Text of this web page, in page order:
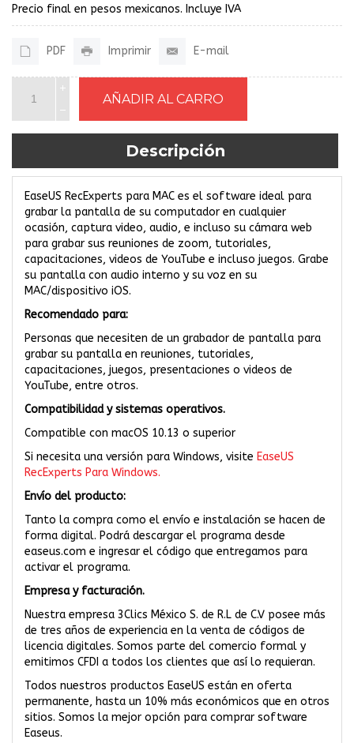
Precio final en pesos mexicanos. Incluye IVA
PDF Imprimir E-mail
Descripción
EaseUS RecExperts para MAC es el software ideal para
grabar la pantalla de su computador en cualquier
ocasión, captura video, audio, e incluso su cámara web
para grabar sus reuniones de zoom, tutoriales,
capacitaciones, videos de YouTube e incluso juegos. Grabe
su pantalla con audio interno y su voz en su
MAC/dispositivo iOS.
Recomendado para:
Personas que necesiten de un grabador de pantalla para
grabar su pantalla en reuniones, tutoriales,
capacitaciones, juegos, presentaciones o videos de
YouTube, entre otros.
Compatibilidad y sistemas operativos.
Compatible con macOS 10.13 o superior
Si necesita una versión para Windows, visite EaseUS
RecExperts Para Windows.
Envío del producto:
Tanto la compra como el envío e instalación se hacen de
forma digital. Podrá descargar el programa desde
easeus.com e ingresar el código que entregamos para
activar el programa.
Empresa y facturación.
Nuestra empresa 3Clics México S. de R.L de C.V posee más
de tres años de experiencia en la venta de códigos de
licencia digitales. Somos parte del comercio formal y
emitimos CFDI a todos los clientes que así lo requieran.
Todos nuestros productos EaseUS están en oferta
permanente, hasta un 10% más económicos que en otros
sitios. Somos la mejor opción para comprar software
Easeus.